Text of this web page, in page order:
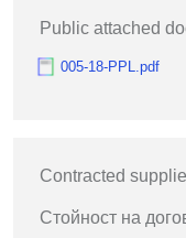
Public attached
005-18-PPL.pdf
Contracted
Стойност на